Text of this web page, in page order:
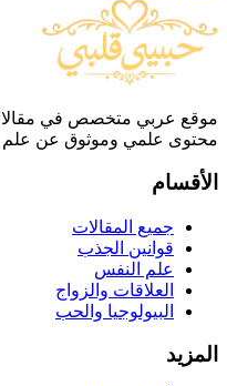
موقع عربي متخصص في
محتوى علمي وموثوق عن علم
الأقسام
جميع المقالات
قوانين الجذب
علم النفس
العلاقات والزواج
البيولوجيا والحب
المزيد